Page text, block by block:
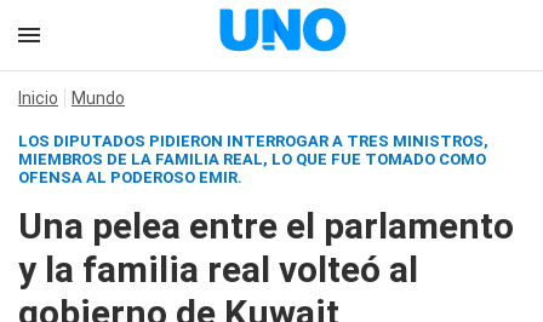
Inicio Mundo
LOS DIPUTADOS PIDIERON INTERROGAR A TRES MINISTROS,
MIEMBROS DE LA FAMILIA REAL, LO QUE FUE TOMADO COMO
OFENSA AL PODEROSO EMIR.
Una pelea entre el parlamento
y la familia real volteó al
gobierno de Kuwait